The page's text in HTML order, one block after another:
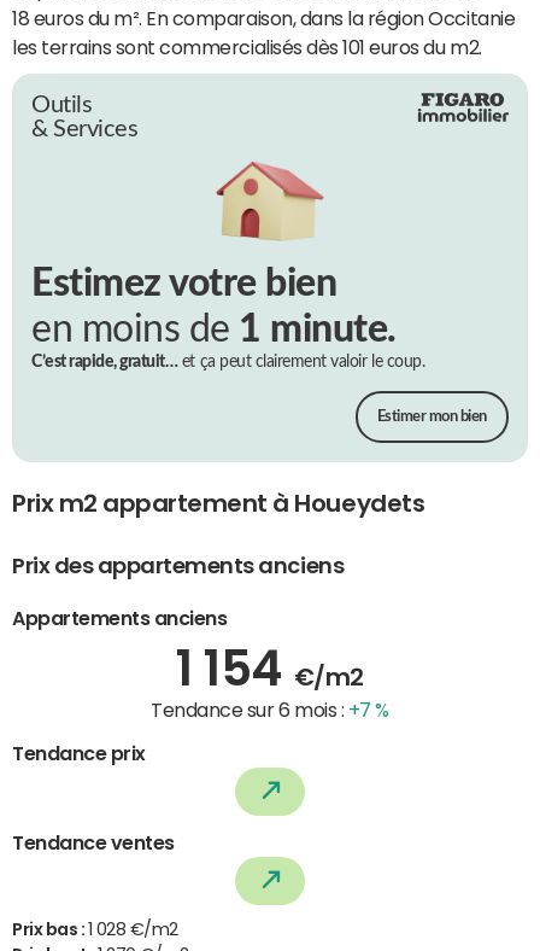
18 euros du m². En comparaison, dans la région Occitanie
les terrains sont commercialisés dès 101 euros du m2.
Outils
& Services
Estimez votre bien
en moins de 1 minute.
C’est rapide, gratuit…et ça peut clairement valoir le coup.
Estimer mon bien
Prix m2 appartement à Houeydets
Prix des appartements anciens
Appartements anciens
1 154 €/m2
Tendance sur 6 mois : +7 %
Tendance prix
Tendance ventes
Prix bas : 1 028 €/m2